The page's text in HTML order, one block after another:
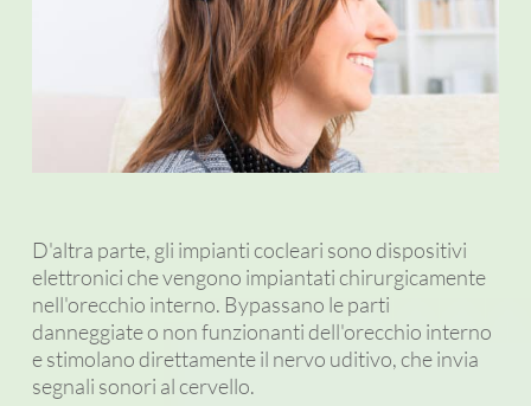
D'altra parte, gli impianti cocleari sono dispositivi
elettronici che vengono impiantati chirurgicamente
nell'orecchio interno. Bypassano le parti
danneggiate o non funzionanti dell'orecchio interno
e stimolano direttamente il nervo uditivo, che invia
segnali sonori al cervello.